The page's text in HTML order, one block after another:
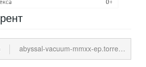
abyssal-vacuum-mmxx-ep.torrent